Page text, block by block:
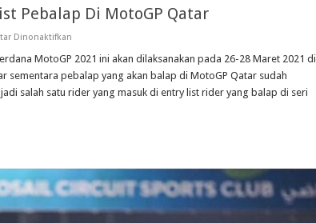
Pebalap Di MotoGP Qatar
Dinonaktifkanpada
Masuk
List
Pebalap
Di
MotoGP 2021 ini akan dilaksanakan pada 26-28 Maret 2021 di
sementara pebalap yang akan balap di MotoGP Qatar sudah
salah satu rider yang masuk di entry list rider yang balap di seri